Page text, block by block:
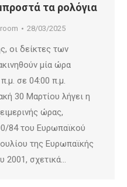
τα ρολόγια
28/03/2025
οι δείκτες των
μία ώρα
σε 04:00 π.μ.
30 Μαρτίου λήγει η
ώρας,
84 του Ευρωπαϊκού
της Ευρωπαϊκής
2001, σχετικά…